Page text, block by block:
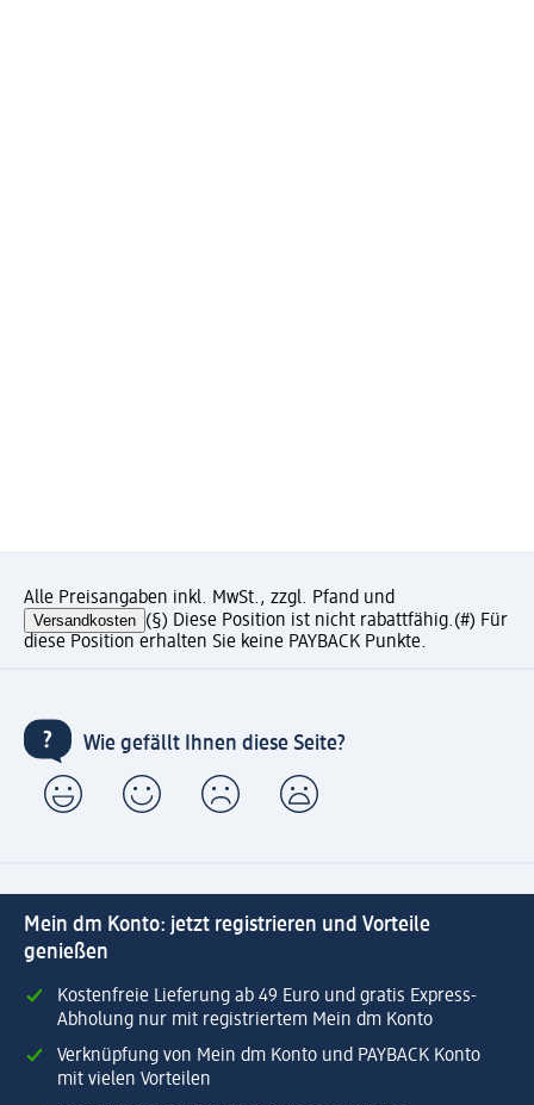
Alle Preisangaben inkl. MwSt., zzgl. Pfand und
Versandkosten (§) Diese Position ist nicht rabattfähig.(#) Für
diese Position erhalten Sie keine PAYBACK Punkte.
Wie gefällt Ihnen diese Seite?
Mein dm Konto: jetzt registrieren und Vorteile
genießen
Kostenfreie Lieferung ab 49 Euro und gratis Express-
Abholung nur mit registriertem Mein dm Konto
Verknüpfung von Mein dm Konto und PAYBACK Konto
mit vielen Vorteilen